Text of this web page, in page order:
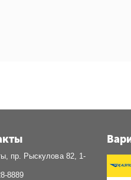
пр. Рыскулова 82, 1-
8889